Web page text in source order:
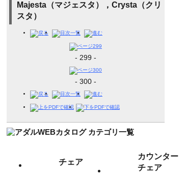
Majesta（マジェスタ），Crysta（クリ
スタ）
- 299 -
- 300 -
チェア
カウンター
チェア